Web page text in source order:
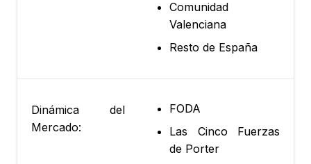
Comunidad
Valenciana
Resto de España
Dinámica del
Mercado:
FODA
Las Cinco Fuerzas
de Porter